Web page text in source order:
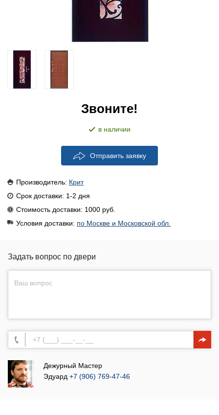
Звоните!
в наличии
Отправить заявку
Производитель: Крит
Срок доставки: 1-2 дня
Стоимость доставки: 1000 руб.
Условия доставки: по Москве и Московской обл.
Задать вопрос по двери
Дежурный Мастер
Эдуард +7 (906) 769-47-46